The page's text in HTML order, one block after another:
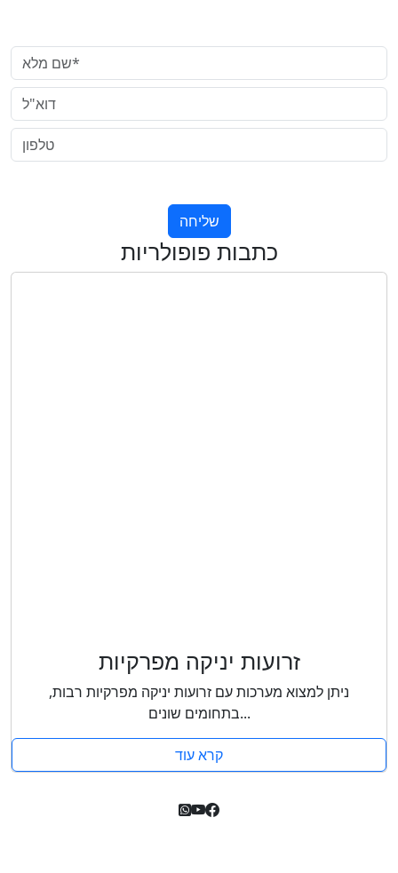
שליחה
כתבות פופולריות
זרועות יניקה מפרקיות
ניתן למצוא מערכות עם זרועות יניקה מפרקיות רבות,
בתחומים שונים...
קרא עוד